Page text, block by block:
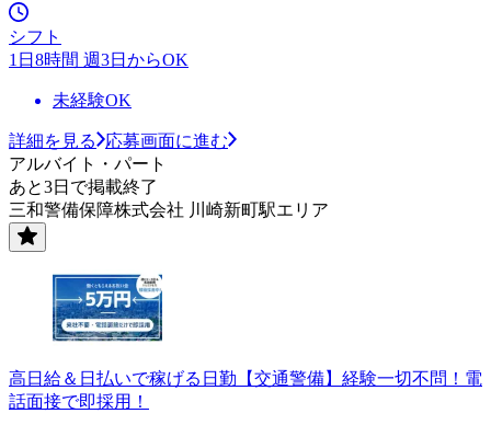
シフト
1日8時間 週3日からOK
未経験OK
詳細を見る
応募画面に進む
アルバイト・パート
あと3日で掲載終了
三和警備保障株式会社 川崎新町駅エリア
高日給＆日払いで稼げる日勤【交通警備】経験一切不問！電
話面接で即採用！